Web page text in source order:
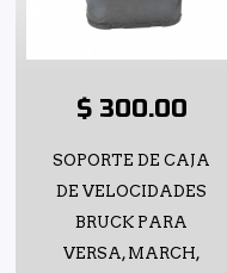
$ 300.00
SOPORTE DE CAJA
DE VELOCIDADES
BRUCK PARA
VERSA, MARCH,